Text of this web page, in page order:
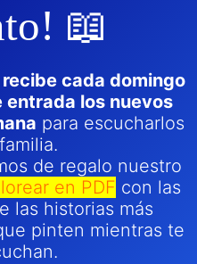
📖
recibe cada domingo
entrada los nuevos
para escucharlos
de regalo nuestro
en PDF con las
las historias más
pinten mientras te